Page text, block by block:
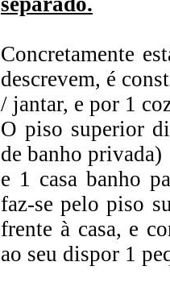
Concretamente
descrevem, é
/ jantar, e por 1
O piso superior
de banho privada)
e 1 casa banho
faz-se pelo piso
frente à casa, e
ao seu dispor 1